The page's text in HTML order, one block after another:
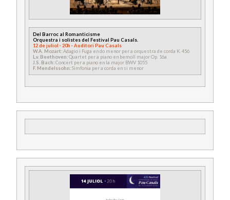
Del Barroc al Romanticisme
Orquestra i solistes del Festival Pau Casals.
12 de juliol · 20h · Auditori Pau Casals
W.A. Mozart:Adagio i Fuga en do menor per a orquestra de corda K. 456
L.v. Beethoven:Quartet per a piano en bemoll major Op. 16a
J.S. Bach:Concert per a piano en la major BWV 1055
F. Mendelssohn:Simfonia per a corda en si menor